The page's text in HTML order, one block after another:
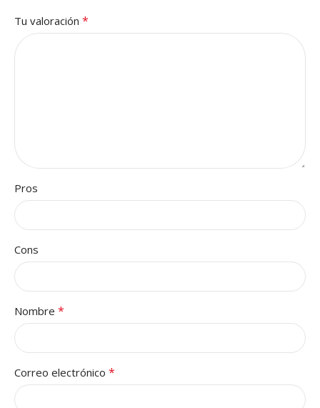
Tu valoración *
Pros
Cons
Nombre *
Correo electrónico *